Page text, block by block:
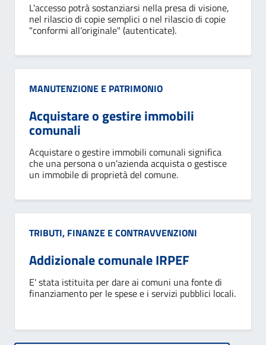
L'accesso potrà sostanziarsi nella presa di visione,
nel rilascio di copie semplici o nel rilascio di copie
"conformi all’originale" (autenticate).
Categoria:
MANUTENZIONE E PATRIMONIO
Acquistare o gestire immobili
comunali
Acquistare o gestire immobili comunali significa
che una persona o un'azienda acquista o gestisce
un immobile di proprietà del comune.
Categoria:
TRIBUTI, FINANZE E CONTRAVVENZIONI
Addizionale comunale IRPEF
E' stata istituita per dare ai comuni una fonte di
finanziamento per le spese e i servizi pubblici locali.